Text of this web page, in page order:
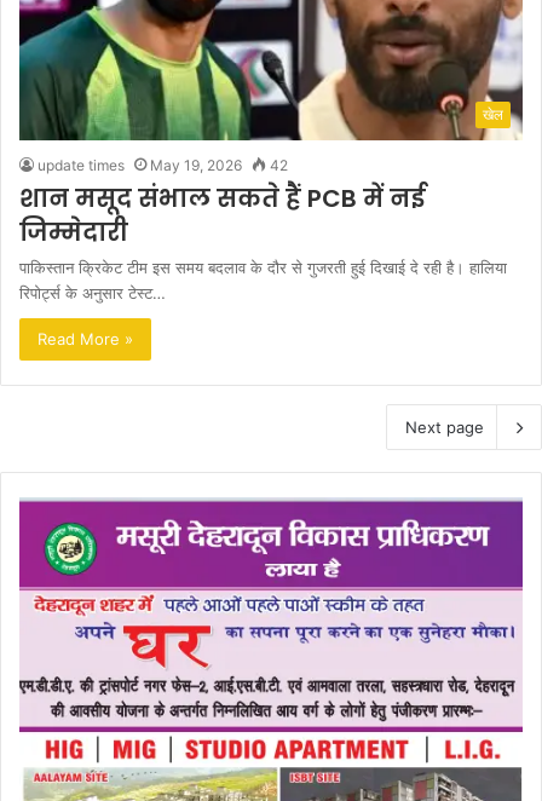
खेल
update times May 19, 2026 42
शान मसूद संभाल सकते हैं PCB में नई
जिम्मेदारी
पाकिस्तान क्रिकेट टीम इस समय बदलाव के दौर से गुजरती हुई दिखाई दे रही है। हालिया
रिपोर्ट्स के अनुसार टेस्ट…
Read More »
Next page